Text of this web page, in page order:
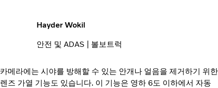
Hayder Wokil
안전 및 ADAS | 볼보트럭
카메라에는 시야를 방해할 수 있는 안개나 얼음을 제거하기 위한
렌즈 가열 기능도 있습니다. 이 기능은 영하 6도 이하에서 자동